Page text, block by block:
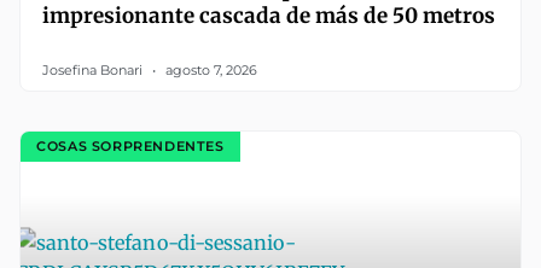
impresionante cascada de más de 50 metros
Josefina Bonari agosto 7, 2026
COSAS SORPRENDENTES